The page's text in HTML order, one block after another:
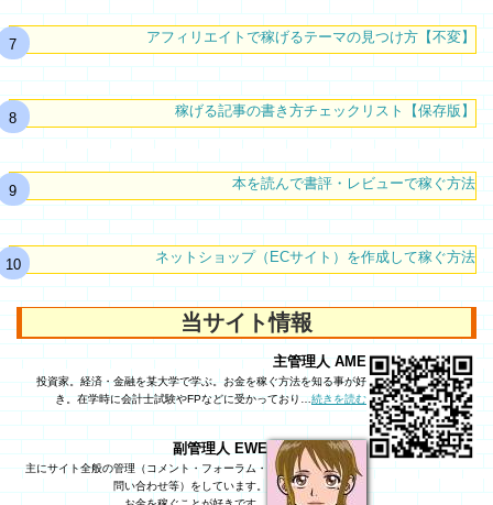
アフィリエイトで稼げるテーマの見つけ方【不変】
稼げる記事の書き方チェックリスト【保存版】
本を読んで書評・レビューで稼ぐ方法
ネットショップ（ECサイト）を作成して稼ぐ方法
当サイト情報
主管理人 AME
投資家。経済・金融を某大学で学ぶ。お金を稼ぐ方法を知る事が好
き。在学時に会計士試験やFPなどに受かっており…続きを読む
副管理人 EWE
主にサイト全般の管理（コメント・フォーラム・
問い合わせ等）をしています。